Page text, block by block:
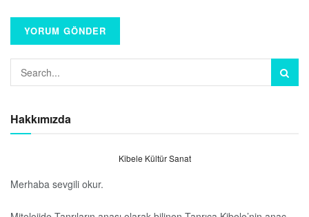
Hakkımızda
Kibele Kültür Sanat
Merhaba sevgili okur.